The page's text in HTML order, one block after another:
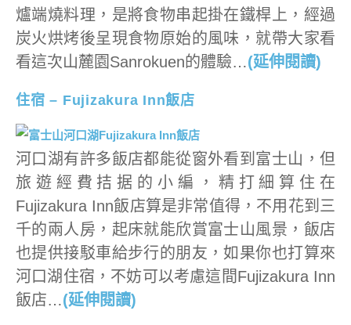
爐端燒料理，是將食物串起掛在鐵桿上，經過
炭火烘烤後呈現食物原始的風味，就帶大家看
看這次山麓園Sanrokuen的體驗…(延伸閱讀)
住宿 – Fujizakura Inn飯店
河口湖有許多飯店都能從窗外看到富士山，但
旅遊經費拮据的小編，精打細算住在
Fujizakura Inn飯店算是非常值得，不用花到三
千的兩人房，起床就能欣賞富士山風景，飯店
也提供接駁車給步行的朋友，如果你也打算來
河口湖住宿，不妨可以考慮這間Fujizakura Inn
飯店…(延伸閱讀)